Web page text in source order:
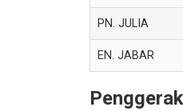
PN. JULIA
EN. JABAR